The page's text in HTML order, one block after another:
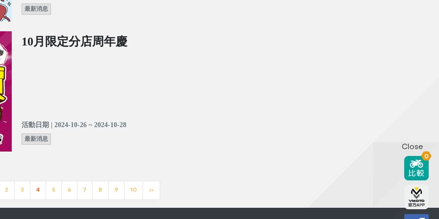
最新消息
10月限定分店周年慶
活動日期 | 2024-10-26 ~ 2024-10-28
最新消息
2 3 4 5 6 7 8 9 10 >>
Close
0